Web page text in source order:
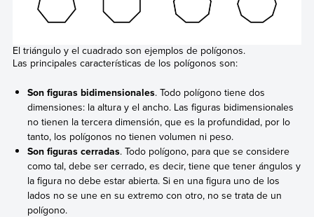
El triángulo y el cuadrado son ejemplos de polígonos.
Las principales características de los polígonos son:
Son figuras bidimensionales. Todo polígono tiene dos
dimensiones: la altura y el ancho. Las figuras bidimensionales
no tienen la tercera dimensión, que es la profundidad, por lo
tanto, los polígonos no tienen volumen ni peso.
Son figuras cerradas. Todo polígono, para que se considere
como tal, debe ser cerrado, es decir, tiene que tener ángulos y
la figura no debe estar abierta. Si en una figura uno de los
lados no se une en su extremo con otro, no se trata de un
polígono.